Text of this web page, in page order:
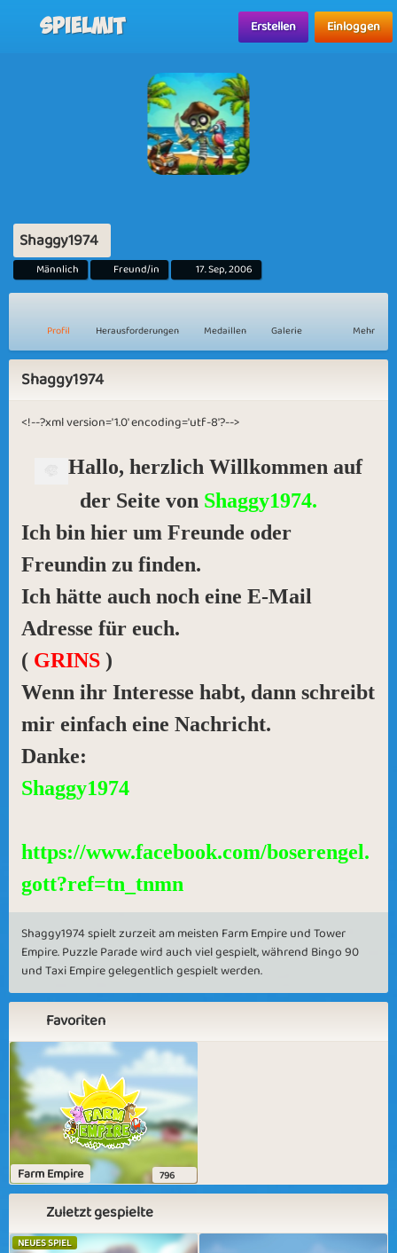
Spielmit Erstellen Einloggen
Shaggy1974
Männlich Freund/in 17. Sep, 2006
Profil Herausforderungen Medaillen Galerie Mehr
Shaggy1974
<!--?xml version='1.0' encoding='utf-8'?-->
Hallo, herzlich Willkommen auf
der Seite von Shaggy1974.
Ich bin hier um Freunde oder
Freundin zu finden.
Ich hätte auch noch eine E-Mail
Adresse für euch.
( GRINS )
Wenn ihr Interesse habt, dann schreibt
mir einfach eine Nachricht.
Danke:
Shaggy1974
https://www.facebook.com/boserengel.
gott?ref=tn_tnmn
Shaggy1974 spielt zurzeit am meisten Farm Empire und Tower
Empire. Puzzle Parade wird auch viel gespielt, während Bingo 90
und Taxi Empire gelegentlich gespielt werden.
Favoriten
Farm Empire 796
Zuletzt gespielte
NEUES SPIEL